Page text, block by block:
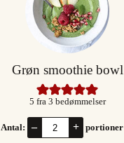
Grøn smoothie bowl
5 fra 3 bedømmelser
Antal: – + portioner